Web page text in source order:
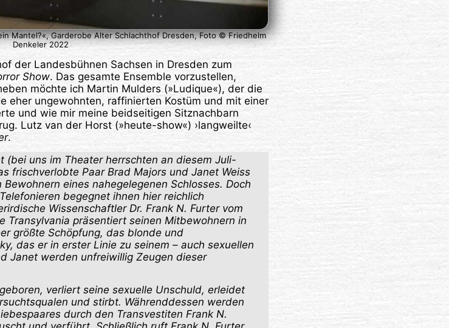
Mantel?«, Garderobe Alter Schlachthof Dresden, Foto © Friedhelm
Denkeler 2022
der Landesbühnen Sachsen in Dresden zum
Show. Das gesamte Ensemble vorzustellen,
möchte ich Martin Mulders (»Ludique«), der die
eher ungewohnten, raffinierten Kostüm und mit einer
und wie mir meine beidseitigen Sitznachbarn
Lutz van der Horst (»heute-show«) ›langweilte‹
.
(bei uns im Theater herrschten an diesem Juli-
frischverlobte Paar Brad Majors und Janet Weiss
eines nahegelegenen Schlosses. Doch
begegnet ihnen hier reichlich
Wissenschaftler Dr. Frank N. Furter vom
Transylvania präsentiert seinen Mitbewohnern in
größte Schöpfung, das blonde und
das er in erster Linie zu seinem – auch sexuellen
Janet werden unfreiwillig Zeugen dieser
verliert seine sexuelle Unschuld, erleidet
und stirbt. Währenddessen werden
durch den Transvestiten Frank N.